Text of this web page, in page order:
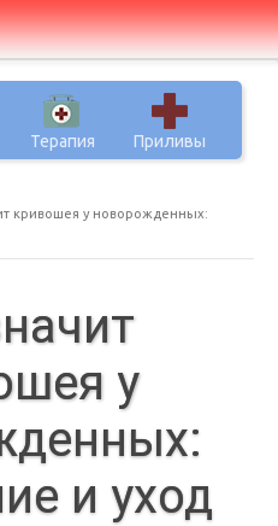
Терапия Приливы
кривошея у новорожденных:
у
и уход